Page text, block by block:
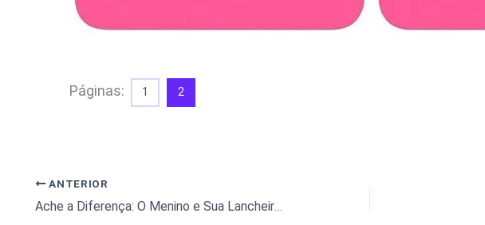
Páginas: 1 2
ANTERIOR
Ache a Diferença: O Menino e Sua Lancheira Escolar